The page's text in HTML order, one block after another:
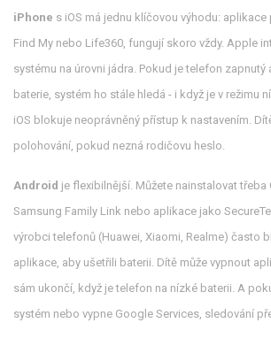
iPhone s iOS má jednu klíčovou výhodu:
Find My nebo Life360, fungují skoro vždy. Apple
systému na úrovni jádra. Pokud je telefon zapnutý
baterie, systém ho stále hledá - i když je v režimu
iOS blokuje neoprávněný přístup k nastavením.
polohování, pokud nezná rodičovu heslo.
Android je flexibilnější. Můžete nainstalovat třeba
Samsung Family Link nebo aplikace jako
výrobci telefonů (Huawei, Xiaomi, Realme) často
aplikace, aby ušetřili baterii. Dítě může vypnout
sám ukončí, když je telefon na nízké baterii. A
systém nebo vypne Google Services, sledování